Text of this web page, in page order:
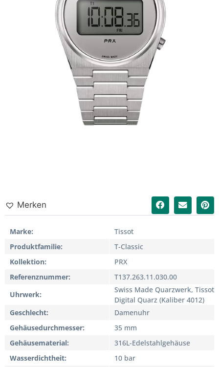
Merken
Marke
Tissot
Produktfamilie
T-Classic
Kollektion
PRX
Referenznummer
T137.263.11.030.00
Uhrwerk
Swiss Made Quarzwerk, Tissot
Digital Quarz (Kaliber 4012)
Geschlecht
Damenuhr
Gehäusedurchmesser
35 mm
Gehäusematerial
316L-Edelstahlgehäuse
Wasserdichtheit
10 bar